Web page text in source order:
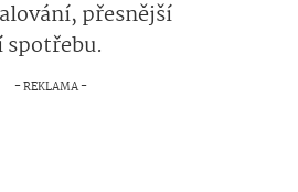
přesnější
spotřebu.